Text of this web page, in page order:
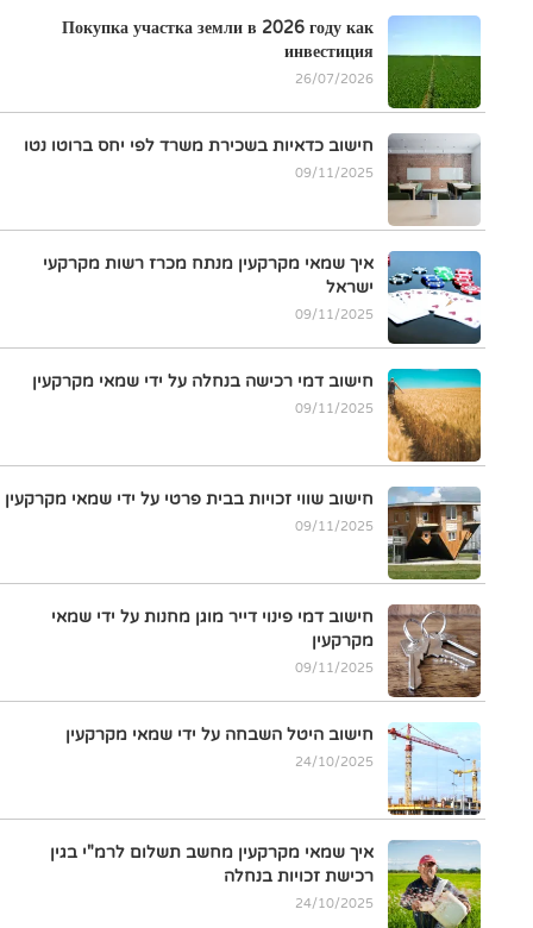
Покупка участка земли в 2026 году как
инвестиция
26/07/2026
חישוב כדאיות בשכירת משרד לפי יחס ברוטו נטו
09/11/2025
איך שמאי מקרקעין מנתח מכרז רשות מקרקעי
ישראל
09/11/2025
חישוב דמי רכישה בנחלה על ידי שמאי מקרקעין
09/11/2025
חישוב שווי זכויות בבית פרטי על ידי שמאי מקרקעין
09/11/2025
חישוב דמי פינוי דייר מוגן מחנות על ידי שמאי
מקרקעין
09/11/2025
חישוב היטל השבחה על ידי שמאי מקרקעין
24/10/2025
איך שמאי מקרקעין מחשב תשלום לרמ"י בגין
רכישת זכויות בנחלה
24/10/2025